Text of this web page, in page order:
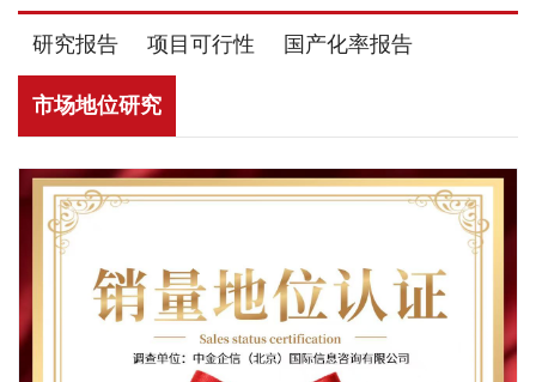
研究报告 项目可行性 国产化率报告
市场地位研究